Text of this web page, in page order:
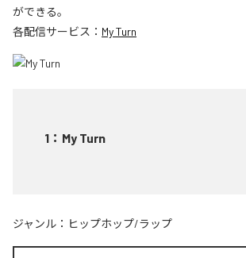
ができる。
各配信サービス： My Turn
1 ： My Turn
ジャンル： ヒップホップ/ラップ